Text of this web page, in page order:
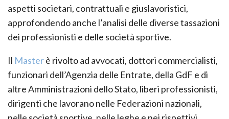
aspetti societari, contrattuali e giuslavoristici,
approfondendo anche l’analisi delle diverse tassazioni
dei professionisti e delle società sportive.
Il Masterè rivolto ad avvocati, dottori commercialisti,
funzionari dell’Agenzia delle Entrate, della GdF e di
altre Amministrazioni dello Stato, liberi professionisti,
dirigenti che lavorano nelle Federazioni nazionali,